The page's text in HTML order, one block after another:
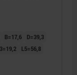
B=17,6
D=39,3
L5=56,8